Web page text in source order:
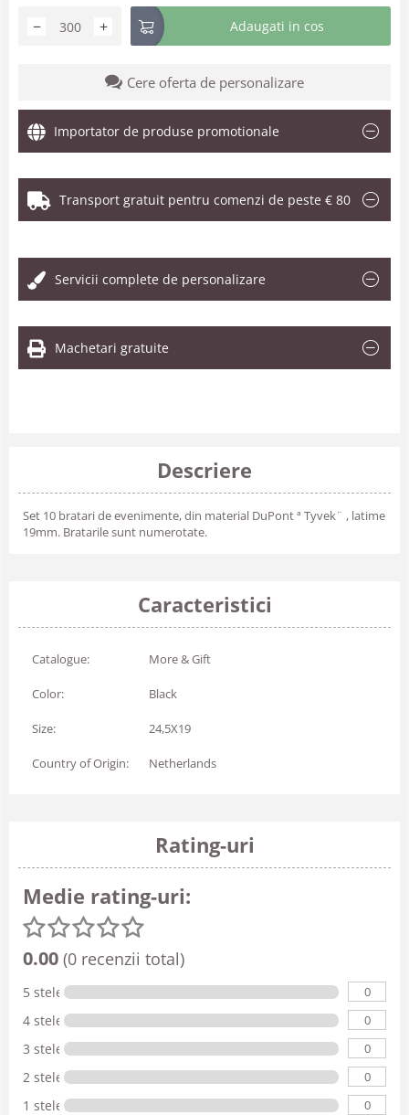
+
− Adaugati in cos
Cere oferta de personalizare
Importator de produse promotionale
Transport gratuit pentru comenzi de peste € 80
Servicii complete de personalizare
Machetari gratuite
Descriere
Set 10 bratari de evenimente, din material DuPont ª Tyvek¨ , latime
19mm. Bratarile sunt numerotate.
Caracteristici
Catalogue: More & Gift
Color: Black
Size: 24,5X19
Country of Origin: Netherlands
Rating-uri
Medie rating-uri:
0.00 (0 recenzii total)
5 stele 0
4 stele 0
3 stele 0
2 stele 0
1 stele 0